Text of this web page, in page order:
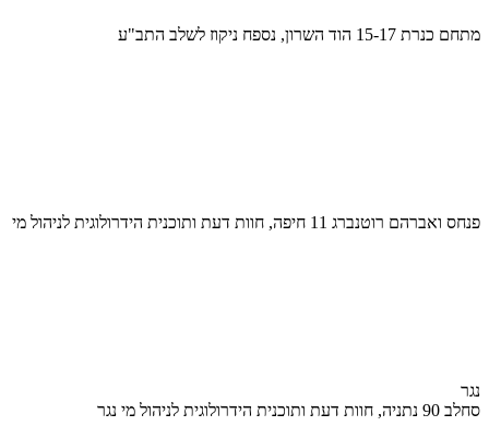
מתחם כנרת 15-17 הוד השרון, נספח ניקוז לשלב התב"ע
פנחס ואברהם רוטנברג 11 חיפה, חוות דעת ותוכנית הידרולוגית לניהול מי
נגר
סחלב 90 נתניה, חוות דעת ותוכנית הידרולוגית לניהול מי נגר